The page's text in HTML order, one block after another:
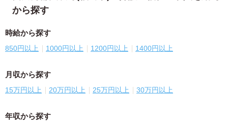
から探す
時給から探す
850円以上 1000円以上 1200円以上 1400円以上
月収から探す
15万円以上 20万円以上 25万円以上 30万円以上
年収から探す